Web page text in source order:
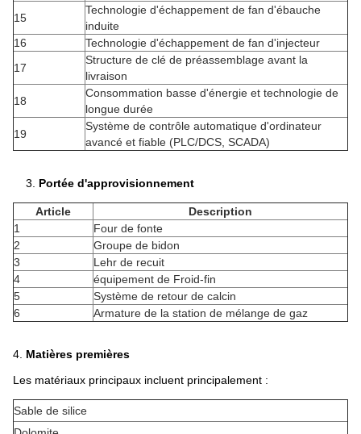
15
Technologie d'échappement de fan d'ébauche
induite
16
Technologie d'échappement de fan d'injecteur
17
Structure de clé de préassemblage avant la
livraison
18
Consommation basse d'énergie et technologie de
longue durée
19
Système de contrôle automatique d'ordinateur
avancé et fiable (PLC/DCS, SCADA)
3. Portée d'approvisionnement
Article
Description
1
Four de fonte
2
Groupe de bidon
3
Lehr de recuit
4
équipement de Froid-fin
5
Système de retour de calcin
6
Armature de la station de mélange de gaz
4. Matières premières
Les matériaux principaux incluent principalement :
Sable de silice